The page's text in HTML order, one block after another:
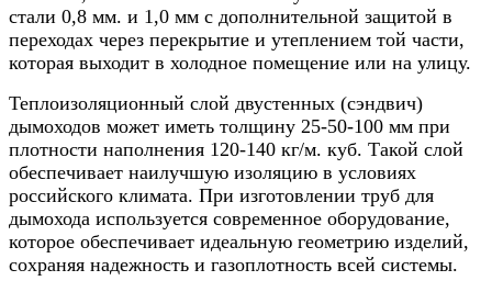
стали 0,8 мм. и 1,0 мм с дополнительной защитой в
переходах через перекрытие и утеплением той части,
которая выходит в холодное помещение или на улицу.
Теплоизоляционный слой двустенных (сэндвич)
дымоходов может иметь толщину 25-50-100 мм при
плотности наполнения 120-140 кг/м. куб. Такой слой
обеспечивает наилучшую изоляцию в условиях
российского климата. При изготовлении труб для
дымохода используется современное оборудование,
которое обеспечивает идеальную геометрию изделий,
сохраняя надежность и газоплотность всей системы.